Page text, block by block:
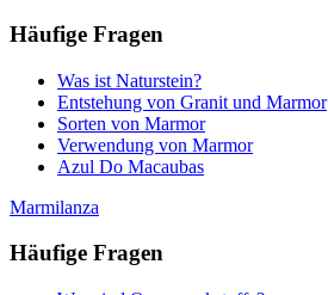
Häufige Fragen
Was ist Naturstein?
Entstehung von Granit und Marmor
Sorten von Marmor
Verwendung von Marmor
Azul Do Macaubas
Marmilanza
Häufige Fragen